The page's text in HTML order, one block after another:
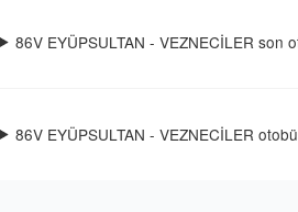
86V EYÜPSULTAN - VEZNECİLER son
86V EYÜPSULTAN - VEZNECİLER